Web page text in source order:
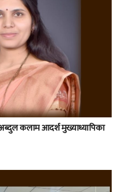
अब्दुल कलाम आदर्श मुख्याध्यापिका